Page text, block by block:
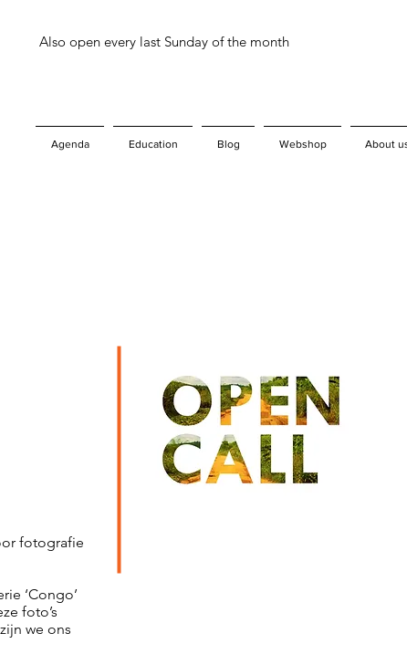
Also open every last Sunday of the month
Agenda Education Blog Webshop About
fotografie
‘Congo’
foto’s
we ons